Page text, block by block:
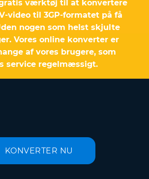
værktøj til at konvertere
video til 3GP-formatet på få
nogen som helst skjulte
Vores online konverter er
af vores brugere, som
service regelmæssigt.
KONVERTER NU